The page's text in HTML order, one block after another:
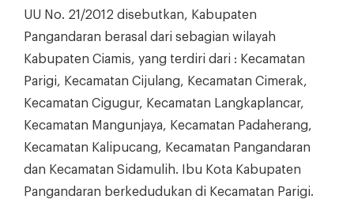
UU No. 21/2012 disebutkan, Kabupaten
Pangandaran berasal dari sebagian wilayah
Kabupaten Ciamis, yang terdiri dari : Kecamatan
Parigi, Kecamatan Cijulang, Kecamatan Cimerak,
Kecamatan Cigugur, Kecamatan Langkaplancar,
Kecamatan Mangunjaya, Kecamatan Padaherang,
Kecamatan Kalipucang, Kecamatan Pangandaran
dan Kecamatan Sidamulih. Ibu Kota Kabupaten
Pangandaran berkedudukan di Kecamatan Parigi.